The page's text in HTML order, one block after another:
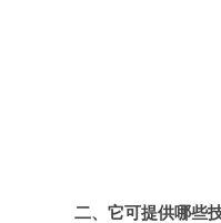
二、它可提供哪些